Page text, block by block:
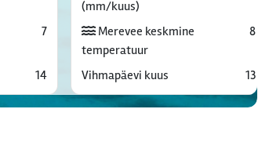
7
14
(mm/kuus)
Merevee keskmine
temperatuur
8
Vihmapäevi kuus 13